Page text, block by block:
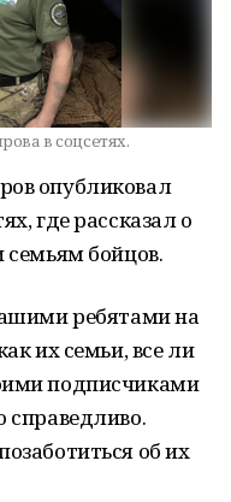
в соцсетях.
опубликовал
где рассказал о
бойцов.
ребятами на
их семьи, все ли
подписчиками
справедливо.
об их